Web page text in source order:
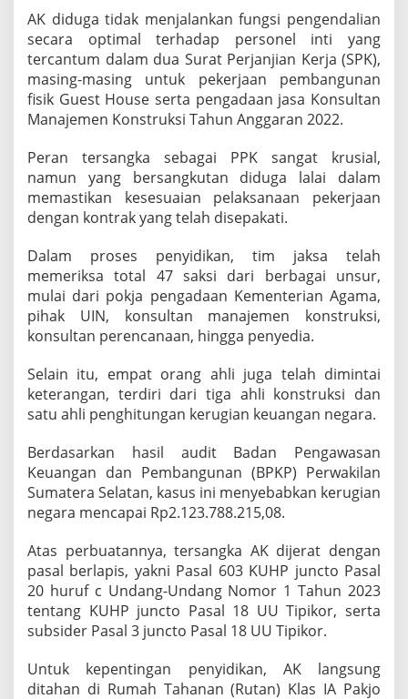
s
a
h
a
p
I
AK diduga tidak menjalankan fungsi pengendalian
secara optimal terhadap personel inti yang
tercantum dalam dua Surat Perjanjian Kerja (SPK),
masing-masing untuk pekerjaan pembangunan
fisik Guest House serta pengadaan jasa Konsultan
Manajemen Konstruksi Tahun Anggaran 2022.
Peran tersangka sebagai PPK sangat krusial,
namun yang bersangkutan diduga lalai dalam
memastikan kesesuaian pelaksanaan pekerjaan
dengan kontrak yang telah disepakati.
Dalam proses penyidikan, tim jaksa telah
memeriksa total 47 saksi dari berbagai unsur,
mulai dari pokja pengadaan Kementerian Agama,
pihak UIN, konsultan manajemen konstruksi,
konsultan perencanaan, hingga penyedia.
Selain itu, empat orang ahli juga telah dimintai
keterangan, terdiri dari tiga ahli konstruksi dan
satu ahli penghitungan kerugian keuangan negara.
Berdasarkan hasil audit Badan Pengawasan
Keuangan dan Pembangunan (BPKP) Perwakilan
Sumatera Selatan, kasus ini menyebabkan kerugian
negara mencapai Rp2.123.788.215,08.
Atas perbuatannya, tersangka AK dijerat dengan
pasal berlapis, yakni Pasal 603 KUHP juncto Pasal
20 huruf c Undang-Undang Nomor 1 Tahun 2023
tentang KUHP juncto Pasal 18 UU Tipikor, serta
subsider Pasal 3 juncto Pasal 18 UU Tipikor.
Untuk kepentingan penyidikan, AK langsung
ditahan di Rumah Tahanan (Rutan) Klas IA Pakjo